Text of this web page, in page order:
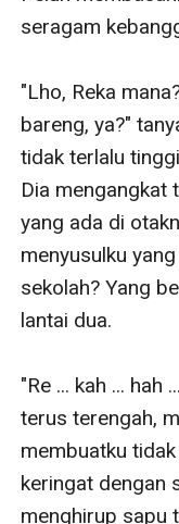
seragam
"Lho, Reka
bareng, ya?"
tidak terlalu
Dia mengangkat
yang ada di
menyusulku
sekolah? Yang
lantai dua.
"Re ... kah ... hah
terus terengah,
membuatku
keringat dengan
menghirup sapu